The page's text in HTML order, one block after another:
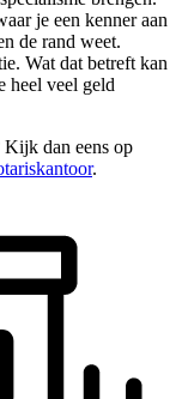
je een kenner aan
de rand weet.
Wat dat betreft kan
heel veel geld
Kijk dan eens op
.